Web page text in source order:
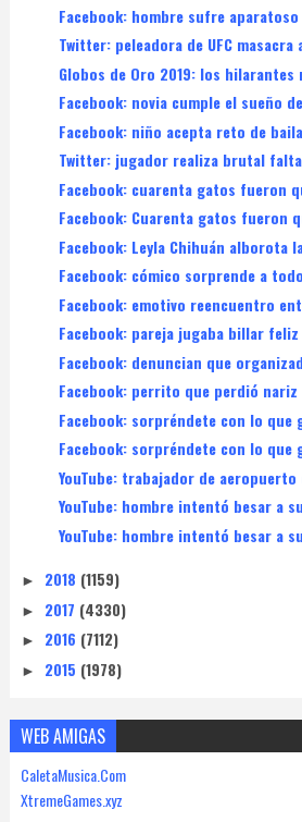
Facebook: hombre sufre
Twitter: peleadora de UFC
Globos de Oro 2019: los hilarantes
Facebook: novia cumple el sueño
Facebook: niño acepta reto de
Twitter: jugador realiza brutal
Facebook: cuarenta gatos fueron
Facebook: Cuarenta gatos fueron
Facebook: Leyla Chihuán alborota
Facebook: cómico sorprende a
Facebook: emotivo reencuentro
Facebook: pareja jugaba billar
Facebook: denuncian que
Facebook: perrito que perdió
Facebook: sorpréndete con lo que
Facebook: sorpréndete con lo que
YouTube: trabajador de
YouTube: hombre intentó besar a
YouTube: hombre intentó besar a
► 2018 (1159)
► 2017 (4330)
► 2016 (7112)
► 2015 (1978)
WEB AMIGAS
CaletaMusica.Com
XtremeGames.xyz